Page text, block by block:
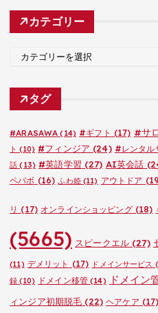
カ
カテゴリー
ゴ
タグ
#ARASAWA (14) #ギフト (17) #サ
ト (10) #フィンジア (24) #レンタル
話 (13) #英語学習 (27) AI英会話
ペパボ (16) ふわ姫(11) アウトドア
リ (17) オンラインショッピング(18)
(5665) スピークエル(27)
(11) デメリット (17) ドメインサービス
録 (10) ドメイン移管(14) ドメイン
ィンジア初期脱毛 (22) ヘアケア (17)